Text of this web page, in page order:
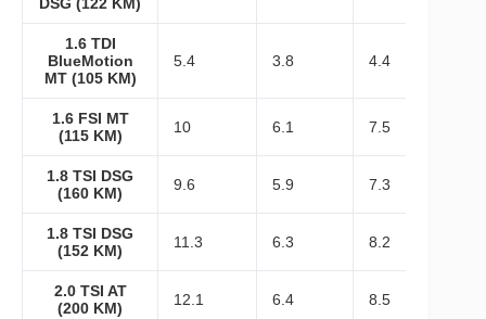
DSG (122 KM)
1.6 TDI
BlueMotion
MT (105 KM)
5.4 3.8 4.4
1.6 FSI MT
(115 KM)
10 6.1 7.5
1.8 TSI DSG
(160 KM)
9.6 5.9 7.3
1.8 TSI DSG
(152 KM)
11.3 6.3 8.2
2.0 TSI AT
(200 KM)
12.1 6.4 8.5